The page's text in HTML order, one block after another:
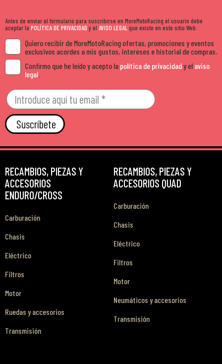
Antes de enviar el formulario para suscribirse en MoreMotoRacing el usuario debe
aceptar la POLÍTICA DE PRIVACIDADy el AVISO LEGALque existe en este sitio Web.
Quiero recibir de MoreMotoRacing ofertas, promociones y eventos
exclusivos acordes a mis gustos, intereses e historial de compras.
Confirmo que he leído y acepto la política de privacidady el aviso
legal.
Suscríbete
RECAMBIOS, PIEZAS Y
ACCESORIOS
ENDURO/CROSS
Carburación
Chasis
Eléctrico
Filtros
Motor
Ruedas y accesorios
Transmisión
RECAMBIOS, PIEZAS Y
ACCESORIOS QUAD
Carburación
Chasis
Eléctrico
Filtros
Motor
Neumáticos y accesorios
Transmisión